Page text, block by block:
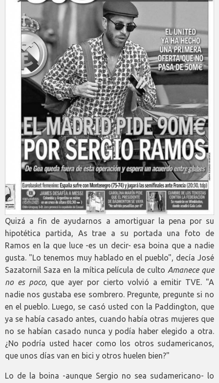
Quizá a fin de ayudarnos a amortiguar la pena por su
hipotética partida, As trae a su portada una foto de
Ramos en la que luce -es un decir- esa boina que a nadie
gusta. "Lo tenemos muy hablado en el pueblo", decía José
Sazatornil Saza en la mítica película de culto Amanece que
no es poco, que ayer por cierto volvió a emitir TVE. "A
nadie nos gustaba ese sombrero. Pregunte, pregunte si no
en el pueblo. Luego, se casó usted con la Paddington, que
ya se había casado antes, cuando había otras mujeres que
no se habían casado nunca y podía haber elegido a otra.
¿No podría usted hacer como los otros sudamericanos,
que unos días van en bici y otros huelen bien?"
Lo de la boina -aunque Sergio no sea sudamericano- lo